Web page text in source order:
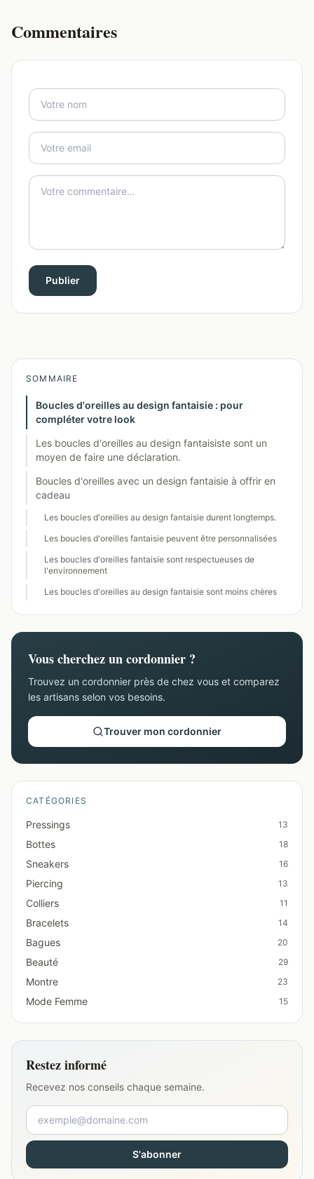
Commentaires
Publier
SOMMAIRE
Boucles d'oreilles au design fantaisie : pour
compléter votre look
Les boucles d'oreilles au design fantaisiste sont un
moyen de faire une déclaration.
Boucles d'oreilles avec un design fantaisie à offrir en
cadeau
Les boucles d'oreilles au design fantaisie durent longtemps.
Les boucles d'oreilles fantaisie peuvent être personnalisées
Les boucles d'oreilles fantaisie sont respectueuses de
l'environnement
Les boucles d'oreilles au design fantaisie sont moins chères
Vous cherchez un cordonnier ?
Trouvez un cordonnier près de chez vous et comparez
les artisans selon vos besoins.
Trouver mon cordonnier
CATÉGORIES
Pressings 13
Bottes 18
Sneakers 16
Piercing 13
Colliers 11
Bracelets 14
Bagues 20
Beauté 29
Montre 23
Mode Femme 15
Restez informé
Recevez nos conseils chaque semaine.
S'abonner